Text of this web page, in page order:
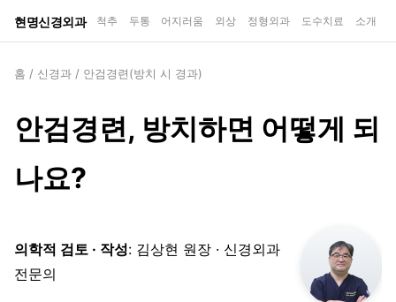
현명신경외과 척추 두통 어지러움 외상 정형외과 도수치료 소개
홈 / 신경과 / 안검경련(방치 시 경과)
안검경련, 방치하면 어떻게 되
나요?
의학적 검토 · 작성: 김상현 원장 · 신경외과
전문의